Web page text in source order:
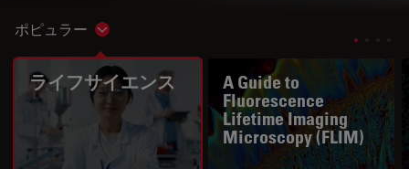
ポピュラー Show subnavigation
ライフサイエンス
A Guide to
Fluorescence
Lifetime Imaging
Microscopy (FLIM)